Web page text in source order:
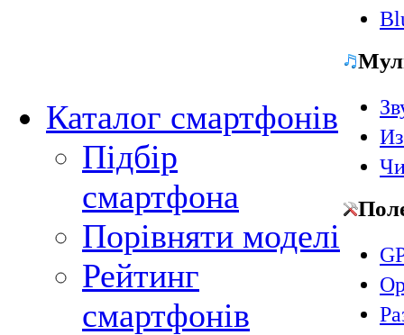
Каталог смартфонів
Підбір
смартфона
Порівняти моделі
Рейтинг
смартфонів